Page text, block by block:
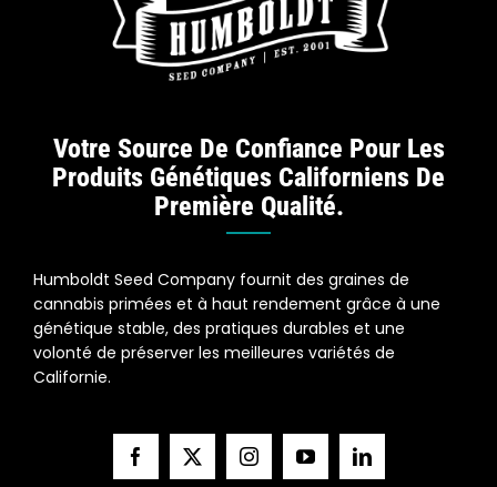
Votre Source De Confiance Pour Les
Produits Génétiques Californiens De
Première Qualité.
Humboldt Seed Company fournit des graines de
cannabis primées et à haut rendement grâce à une
génétique stable, des pratiques durables et une
volonté de préserver les meilleures variétés de
Californie.